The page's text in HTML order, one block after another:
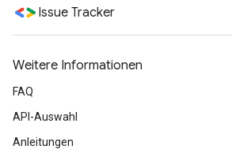
Issue Tracker
Weitere Informationen
FAQ
API-Auswahl
Anleitungen